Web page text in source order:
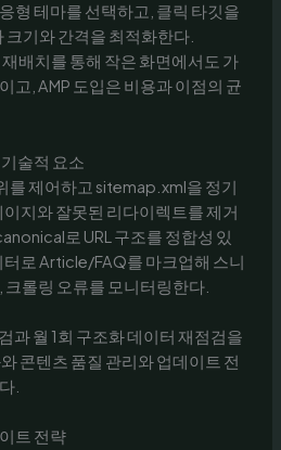
형 테마를 선택하고, 클릭 타깃을
기와 간격을 최적화한다.
배치를 통해 작은 화면에서도 가
고, AMP 도입은 비용과 이점의 균
술적 요소
제어하고 sitemap.xml을 정기
지와 잘못된 리다이렉트를 제거
로 URL 구조를 정합성 있
로 Article/FAQ를 마크업해 스니
롤링 오류를 모니터링한다.
과 월 1회 구조화 데이터 재점검을
콘텐츠 품질 관리와 업데이트 전
.
트 전략